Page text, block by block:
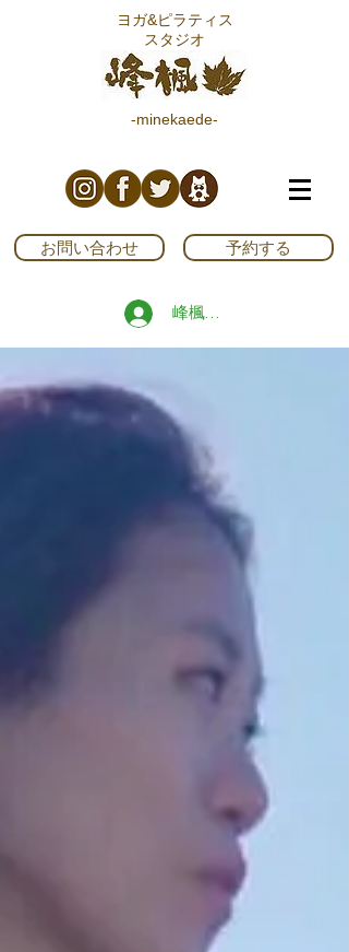
ヨガ&ピラティス
スタジオ
-minekaede-
お問い合わせ 予約する
峰楓ブログ読者登録する